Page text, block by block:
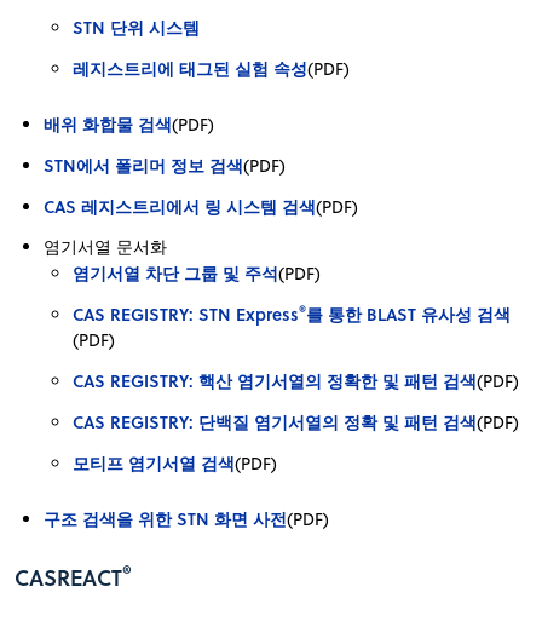
STN 단위 시스템
레지스트리에 태그된 실험 속성(PDF)
배위 화합물 검색(PDF)
STN에서 폴리머 정보 검색(PDF)
CAS 레지스트리에서 링 시스템 검색(PDF)
염기서열 문서화
염기서열 차단 그룹 및 주석(PDF)
CAS REGISTRY: STN Express®를 통한 BLAST 유사성 검색
(PDF)
CAS REGISTRY: 핵산 염기서열의 정확한 및 패턴 검색(PDF)
CAS REGISTRY: 단백질 염기서열의 정확 및 패턴 검색(PDF)
모티프 염기서열 검색(PDF)
구조 검색을 위한 STN 화면 사전(PDF)
CASREACT®